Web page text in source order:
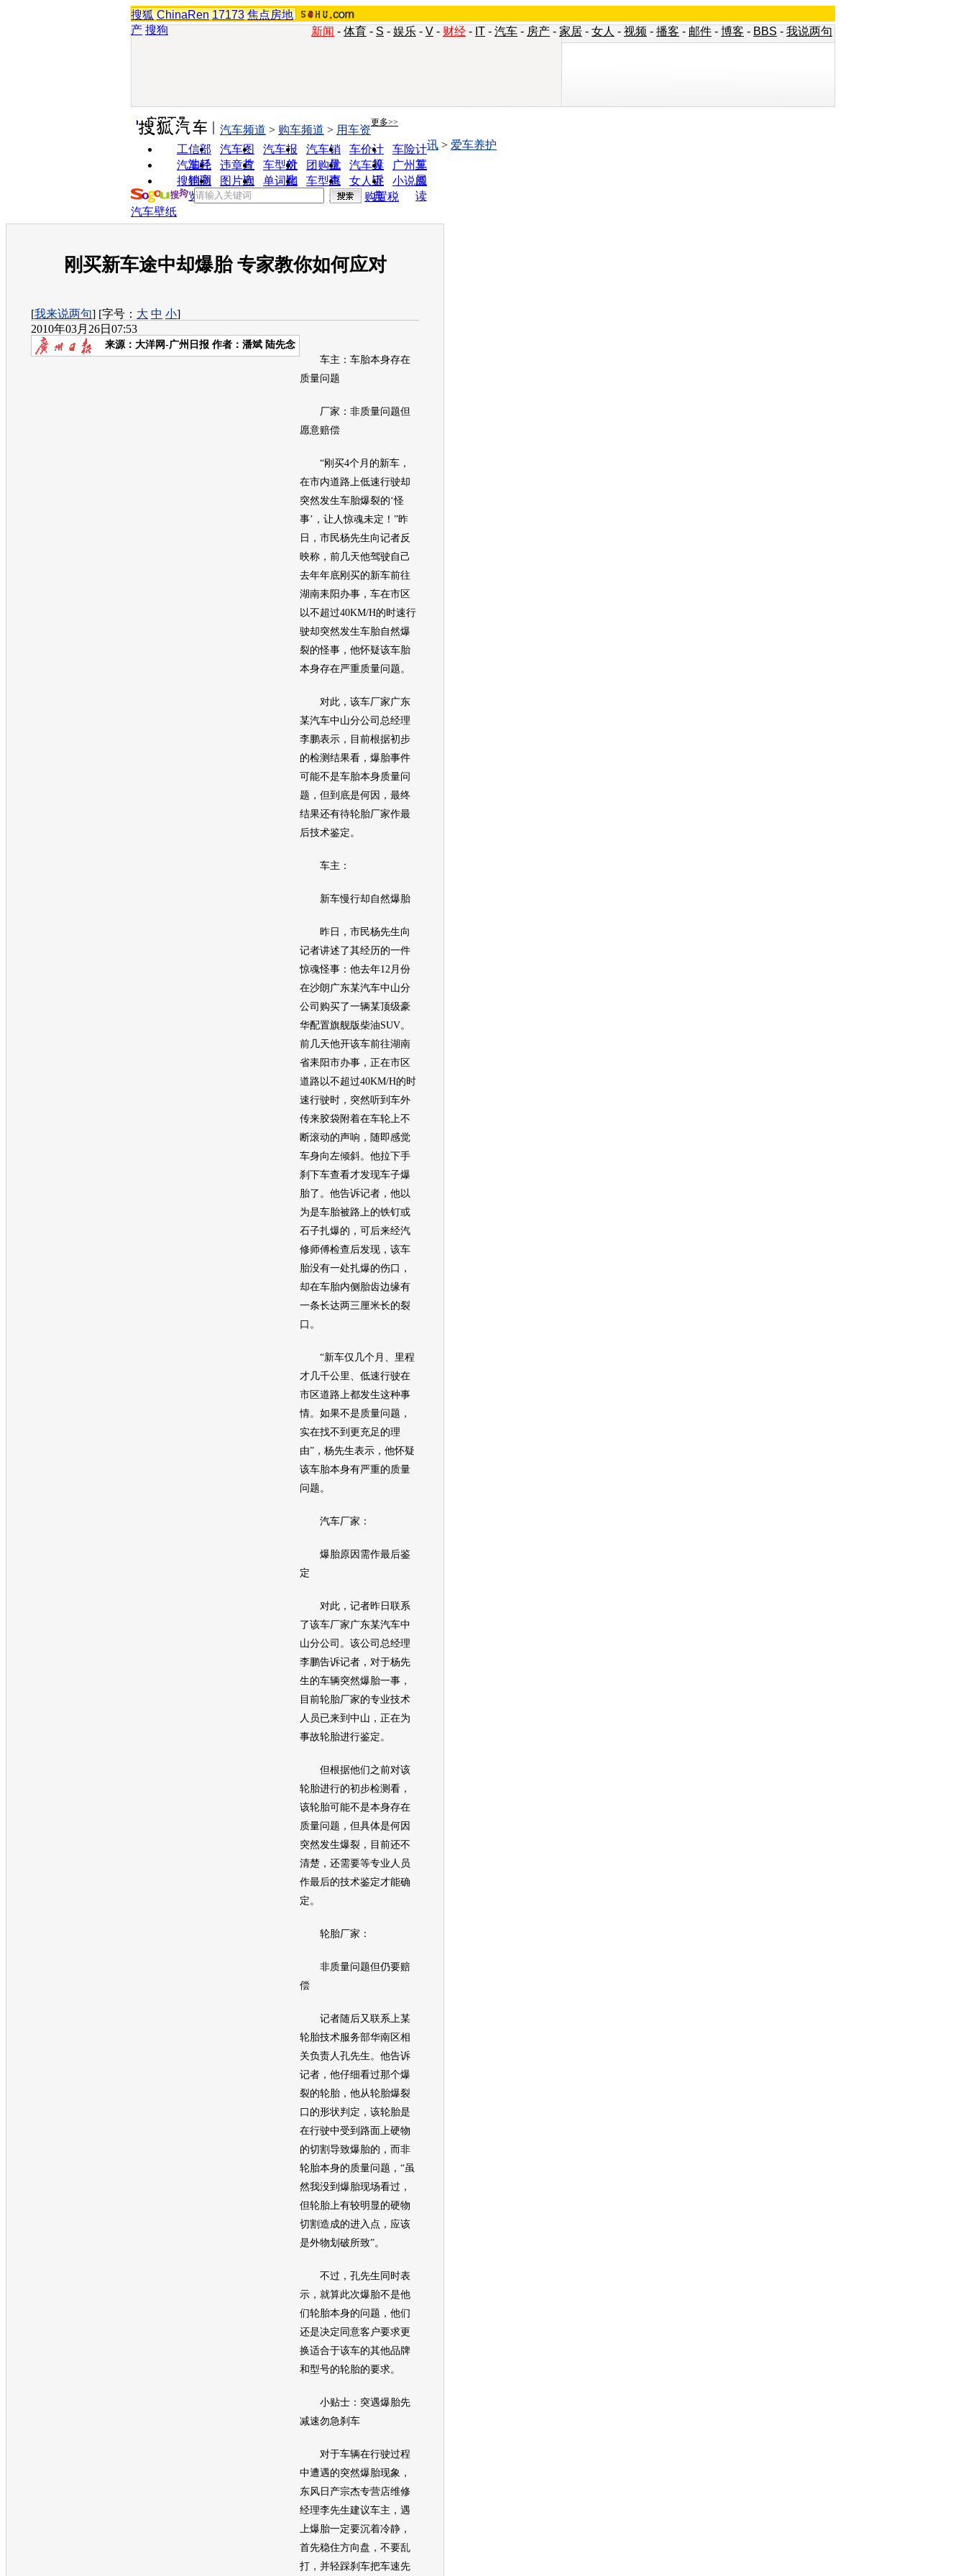
搜狐 ChinaRen 17173 焦点房地
产 搜狗 新闻 - 体育 - S - 娱乐 - V - 财经 - IT - 汽车 - 房产 - 家居 - 女人 - 视频 - 播客 - 邮件 - 博客 - BBS - 我说两句
实用工具 更多>>
工信部
油耗
汽车图
片
汽车报
价
汽车销
量
车价计
算
车险计
算
汽车经
销商
违章查
询
车型对
比
团购优
惠
汽车投
诉
广州车
展
搜狗浏
览器
图片欣
赏
单词翻
车型查
询
女人宝
典
小说阅
读
汽车频道 > 购车频道 > 用车资
讯 > 爱车养护
购置税
汽车壁纸
刚买新车途中却爆胎 专家教你如何应对
[我来说两句] [字号： 大 中 小]
2010年03月26日07:53
来源： 大洋网-广州日报 作者：潘斌 陆先念
车主：车胎本身存在
质量问题
厂家：非质量问题但
愿意赔偿
“刚买4个月的新车，
在市内道路上低速行驶却
突然发生车胎爆裂的‘怪
事’，让人惊魂未定！”昨
日，市民杨先生向记者反
映称，前几天他驾驶自己
去年年底刚买的新车前往
湖南耒阳办事，车在市区
以不超过40KM/H的时速行
驶却突然发生车胎自然爆
裂的怪事，他怀疑该车胎
本身存在严重质量问题。
对此，该车厂家广东
某汽车中山分公司总经理
李鹏表示，目前根据初步
的检测结果看，爆胎事件
可能不是车胎本身质量问
题，但到底是何因，最终
结果还有待轮胎厂家作最
后技术鉴定。
车主：
新车慢行却自然爆胎
昨日，市民杨先生向
记者讲述了其经历的一件
惊魂怪事：他去年12月份
在沙朗广东某汽车中山分
公司购买了一辆某顶级豪
华配置旗舰版柴油SUV。
前几天他开该车前往湖南
省耒阳市办事，正在市区
道路以不超过40KM/H的时
速行驶时，突然听到车外
传来胶袋附着在车轮上不
断滚动的声响，随即感觉
车身向左倾斜。他拉下手
刹下车查看才发现车子爆
胎了。他告诉记者，他以
为是车胎被路上的铁钉或
石子扎爆的，可后来经汽
修师傅检查后发现，该车
胎没有一处扎爆的伤口，
却在车胎内侧胎齿边缘有
一条长达两三厘米长的裂
口。
“新车仅几个月、里程
才几千公里、低速行驶在
市区道路上都发生这种事
情。如果不是质量问题，
实在找不到更充足的理
由”，杨先生表示，他怀疑
该车胎本身有严重的质量
问题。
汽车厂家：
爆胎原因需作最后鉴
定
对此，记者昨日联系
了该车厂家广东某汽车中
山分公司。该公司总经理
李鹏告诉记者，对于杨先
生的车辆突然爆胎一事，
目前轮胎厂家的专业技术
人员已来到中山，正在为
事故轮胎进行鉴定。
但根据他们之前对该
轮胎进行的初步检测看，
该轮胎可能不是本身存在
质量问题，但具体是何因
突然发生爆裂，目前还不
清楚，还需要等专业人员
作最后的技术鉴定才能确
定。
轮胎厂家：
非质量问题但仍要赔
偿
记者随后又联系上某
轮胎技术服务部华南区相
关负责人孔先生。他告诉
记者，他仔细看过那个爆
裂的轮胎，他从轮胎爆裂
口的形状判定，该轮胎是
在行驶中受到路面上硬物
的切割导致爆胎的，而非
轮胎本身的质量问题，“虽
然我没到爆胎现场看过，
但轮胎上有较明显的硬物
切割造成的进入点，应该
是外物划破所致”。
不过，孔先生同时表
示，就算此次爆胎不是他
们轮胎本身的问题，他们
还是决定同意客户要求更
换适合于该车的其他品牌
和型号的轮胎的要求。
小贴士：突遇爆胎先
减速勿急刹车
对于车辆在行驶过程
中遭遇的突然爆胎现象，
东风日产宗杰专营店维修
经理李先生建议车主，遇
上爆胎一定要沉着冷静，
首先稳住方向盘，不要乱
打，并轻踩刹车把车速先